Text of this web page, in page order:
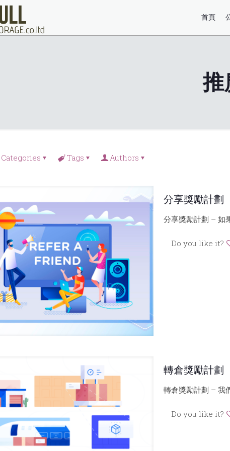
首頁
Categories Tags Authors
分享獎勵計劃
分享獎勵計劃 – 如
Do you like it?
轉倉獎勵計劃
轉倉獎勵計劃 – 我
Do you like it?